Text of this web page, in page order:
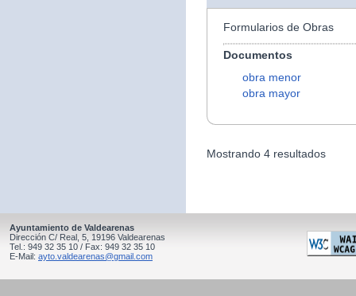
Formularios de Obras
Documentos
obra menor
obra mayor
Mostrando 4 resultados
Ayuntamiento de Valdearenas
Dirección C/ Real, 5, 19196 Valdearenas
Tel.: 949 32 35 10 / Fax: 949 32 35 10
E-Mail: ayto.valdearenas@gmail.com